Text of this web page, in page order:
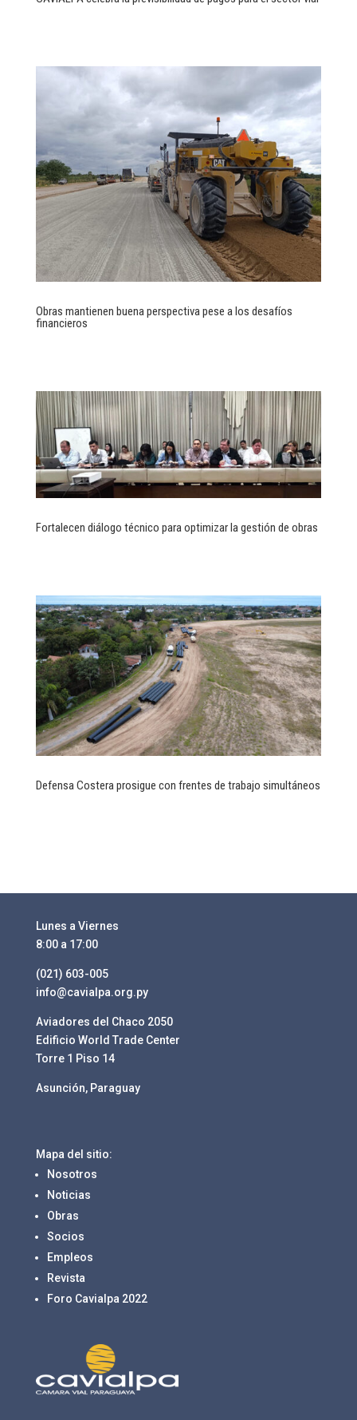
Obras mantienen buena perspectiva pese a los desafíos
financieros
Fortalecen diálogo técnico para optimizar la gestión de obras
Defensa Costera prosigue con frentes de trabajo simultáneos
Lunes a Viernes
8:00 a 17:00
(021) 603-005
info@cavialpa.org.py
Aviadores del Chaco 2050
Edificio World Trade Center
Torre 1 Piso 14
Asunción, Paraguay
Mapa del sitio:
Nosotros
Noticias
Obras
Socios
Empleos
Revista
Foro Cavialpa 2022